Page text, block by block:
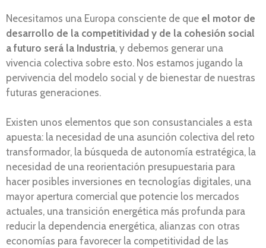
Necesitamos una Europa consciente de que el motor de
desarrollo de la competitividad y de la cohesión social
a futuro será la Industria, y debemos generar una
vivencia colectiva sobre esto. Nos estamos jugando la
pervivencia del modelo social y de bienestar de nuestras
futuras generaciones.
Existen unos elementos que son consustanciales a esta
apuesta: la necesidad de una asunción colectiva del reto
transformador, la búsqueda de autonomía estratégica, la
necesidad de una reorientación presupuestaria para
hacer posibles inversiones en tecnologías digitales, una
mayor apertura comercial que potencie los mercados
actuales, una transición energética más profunda para
reducir la dependencia energética, alianzas con otras
economías para favorecer la competitividad de las